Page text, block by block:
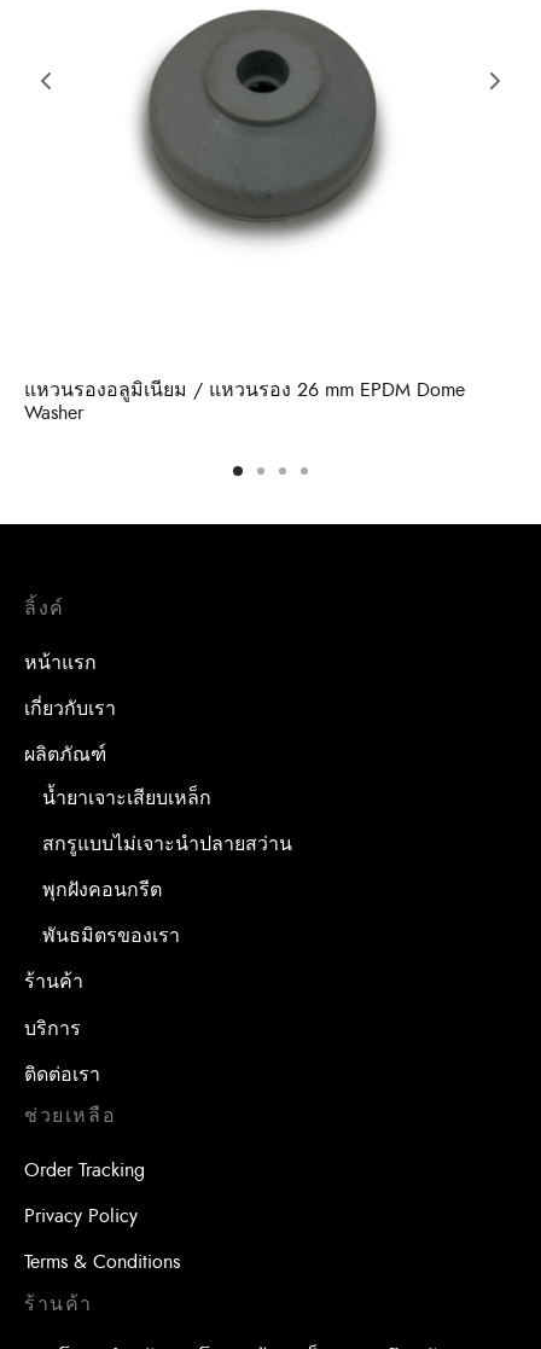
แหวนรองอลูมิเนียม / แหวนรอง 26 mm EPDM Dome
Washer
ลิ้งค์
หน้าแรก
เกี่ยวกับเรา
ผลิตภัณฑ์
น้ำยาเจาะเสียบเหล็ก
สกรูแบบไม่เจาะนำปลายสว่าน
พุกฝังคอนกรีต
พันธมิตรของเรา
ร้านค้า
บริการ
ติดต่อเรา
ช่วยเหลือ
Order Tracking
Privacy Policy
Terms & Conditions
ร้านค้า